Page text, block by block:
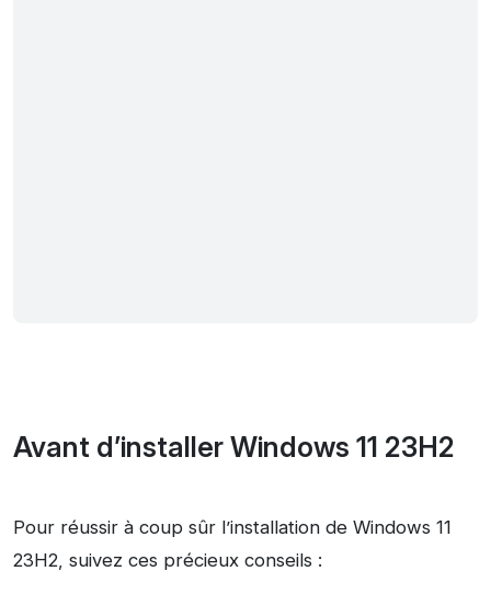
Avant d’installer Windows 11 23H2
Pour réussir à coup sûr l’installation de Windows 11
23H2, suivez ces précieux conseils :